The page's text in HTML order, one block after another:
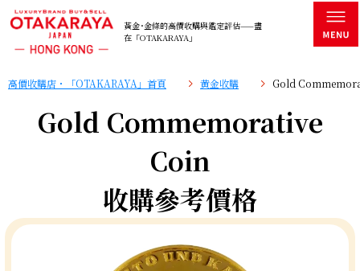
黃金･金條的高價收購與鑑定評估——盡
在「OTAKARAYA」
高價收購店・「OTAKARAYA」首頁 黄金收購 Gold
Gold Commemorative
Coin
收購參考價格